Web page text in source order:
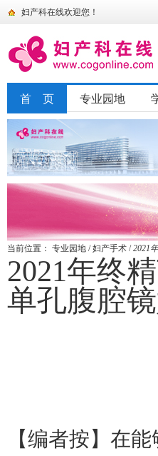
妇产科在线欢迎您！
首 页 专业园地
当前位置： 专业园地 / 妇产手术 / 2021
2021年终
单孔腹腔
【编者按】在